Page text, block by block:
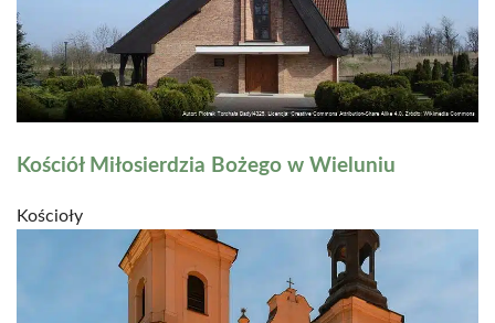
Kościół Miłosierdzia Bożego w Wieluniu
Kościoły